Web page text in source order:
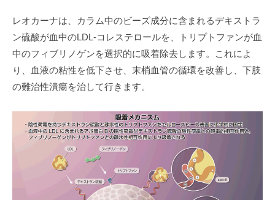
レオカーナは、カラム中のビーズ成分に含まれるデキストラ
ン硫酸が血中のLDL-コレステロールを、トリプトファンが血
中のフィブリノゲンを選択的に吸着除去します。これによ
り、血液の粘性を低下させ、末梢血管の循環を改善し、下肢
の難治性潰瘍を治して行きます。